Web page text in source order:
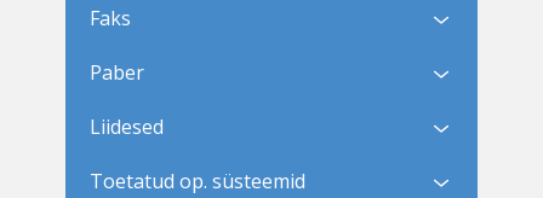
Faks
Paber
Liidesed
Toetatud op. süsteemid